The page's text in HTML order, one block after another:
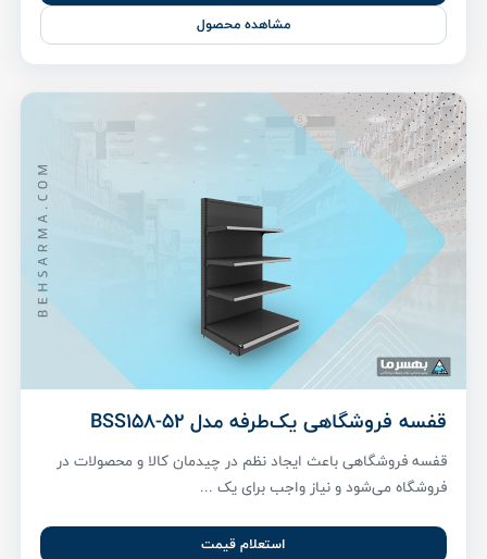
مشاهده محصول
قفسه فروشگاهی یک‌طرفه مدل BSS158-52
قفسه فروشگاهی باعث ایجاد نظم در چیدمان کالا و محصولات در
فروشگاه می‌شود و نیاز واجب برای یک ...
استعلام قیمت